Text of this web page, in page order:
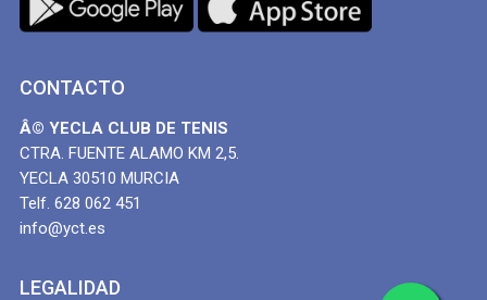
CONTACTO
Â© YECLA CLUB DE TENIS
CTRA. FUENTE ALAMO KM 2,5.
YECLA 30510 MURCIA
Telf. 628 062 451
info@yct.es
LEGALIDAD